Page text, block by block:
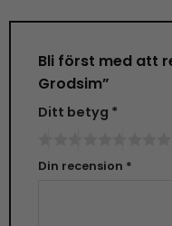
Bli först med att
Grodsim”
Ditt betyg *
Din recension *